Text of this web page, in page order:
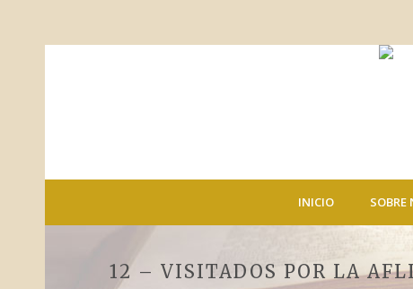
INICIO SOBRE
12 – VISITADOS POR LA